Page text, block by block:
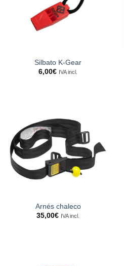
Silbato K-Gear
6,00€ IVA incl.
Arnés chaleco
35,00€ IVA incl.